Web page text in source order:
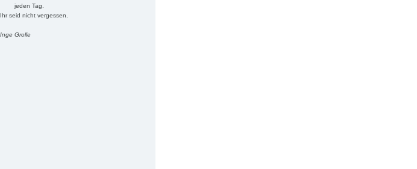
jeden Tag.
Ihr seid nicht vergessen.
Inge Grolle